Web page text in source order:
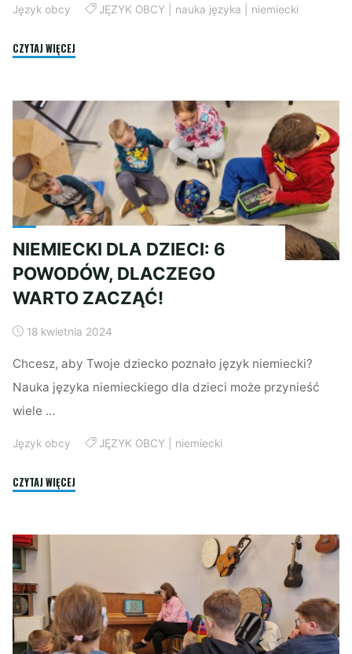
Język obcy JĘZYK OBCY| nauka języka niemiecki
CZYTAJ WIĘCEJ
NIEMIECKI DLA DZIECI: 6
POWODÓW, DLACZEGO
WARTO ZACZĄĆ!
18 kwietnia 2024
Chcesz, aby Twoje dziecko poznało język niemiecki?
Nauka języka niemieckiego dla dzieci może przynieść
wiele …
Język obcy JĘZYK OBCY| niemiecki
CZYTAJ WIĘCEJ
DLACZEGO
WARTO
ZACZĄĆ!"